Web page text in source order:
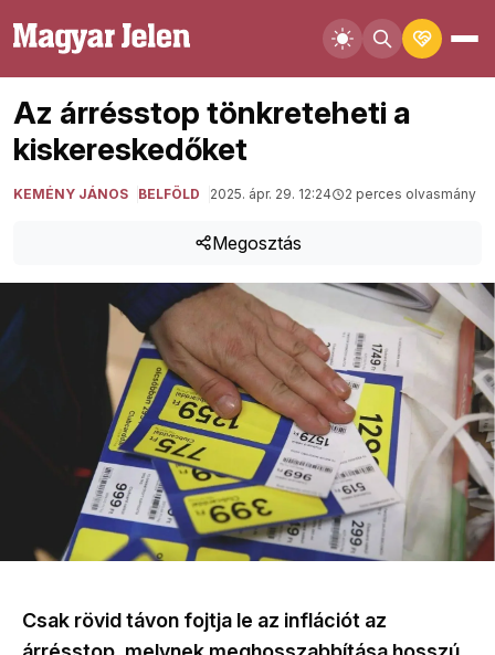
Az árrésstop tönkreteheti a
kiskereskedőket
KEMÉNY JÁNOS BELFÖLD 2025. ápr. 29. 12:24 2 perces olvasmány
Megosztás
Csak rövid távon fojtja le az inflációt az